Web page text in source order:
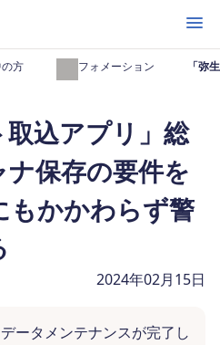
開く
の方 インフォメーション 「弥
取込アプリ」総
保存の要件を
もかかわらず警
2024年02月15日
タメンテナンスが完了し